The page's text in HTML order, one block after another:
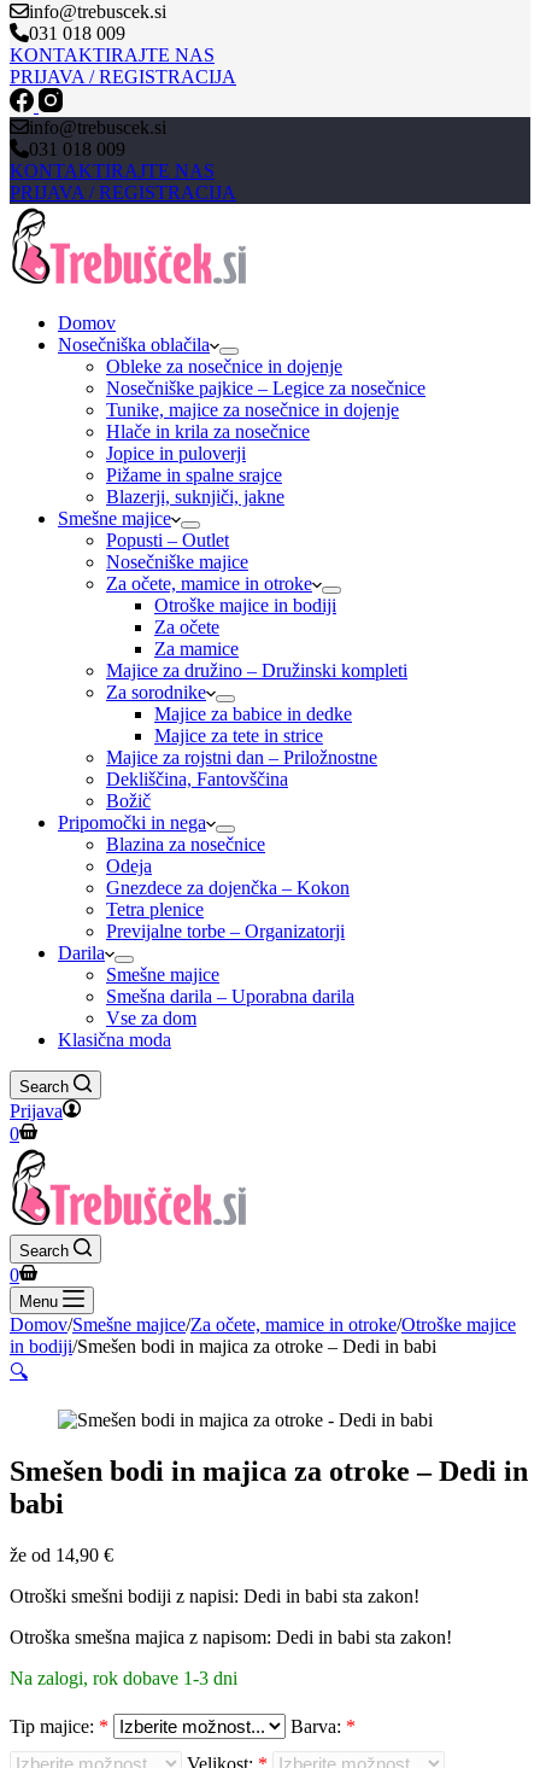
info@trebuscek.si
031 018 009
KONTAKTIRAJTE NAS
PRIJAVA / REGISTRACIJA
info@trebuscek.si
031 018 009
KONTAKTIRAJTE NAS
PRIJAVA / REGISTRACIJA
Domov
Nosečniška oblačila
Obleke za nosečnice in dojenje
Nosečniške pajkice – Legice za nosečnice
Tunike, majice za nosečnice in dojenje
Hlače in krila za nosečnice
Jopice in puloverji
Pižame in spalne srajce
Blazerji, suknjiči, jakne
Smešne majice
Popusti – Outlet
Nosečniške majice
Za očete, mamice in otroke
Otroške majice in bodiji
Za očete
Za mamice
Majice za družino – Družinski kompleti
Za sorodnike
Majice za babice in dedke
Majice za tete in strice
Majice za rojstni dan – Priložnostne
Dekliščina, Fantovščina
Božič
Pripomočki in nega
Blazina za nosečnice
Odeja
Gnezdece za dojenčka – Kokon
Tetra plenice
Previjalne torbe – Organizatorji
Darila
Smešne majice
Smešna darila – Uporabna darila
Vse za dom
Klasična moda
Search
Prijava
Shopping
cart
0
Search
Shopping
cart
0
Menu
Domov/Smešne majice/Za očete, mamice in otroke/Otroške majice
in bodiji/Smešen bodi in majica za otroke – Dedi in babi
🔍
Smešen bodi in majica za otroke – Dedi in
babi
že od 14,90 €
Otroški smešni bodiji z napisi: Dedi in babi sta zakon!
Otroška smešna majica z napisom: Dedi in babi sta zakon!
Na zalogi, rok dobave 1-3 dni
Tip majice: * Barva: *
Velikost: *